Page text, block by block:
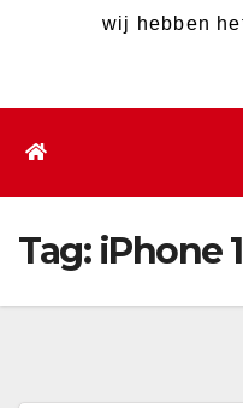
wij hebben
Tag: iPhone